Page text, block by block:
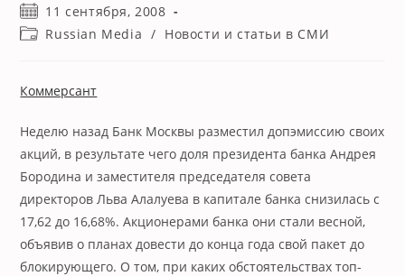
Запись
опубликована:
11 сентября, 2008
РубрикаRussian Media / Новости и статьи в СМИ
Коммерсант
Неделю назад Банк Москвы разместил допэмиссию своих
акций, в результате чего доля президента банка Андрея
Бородина и заместителя председателя совета
директоров Льва Алалуева в капитале банка снизилась с
17,62 до 16,68%. Акционерами банка они стали весной,
объявив о планах довести до конца года свой пакет до
блокирующего. О том, при каких обстоятельствах топ-